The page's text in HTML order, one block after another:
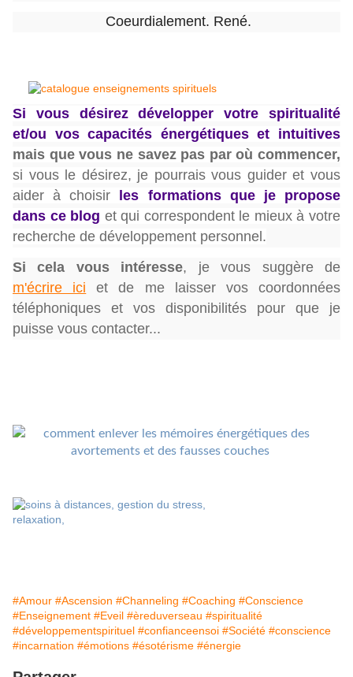
Coeurdialement. René.
Si vous désirez développer votre spiritualité
et/ou vos capacités énergétiques et intuitives
mais que vous ne savez pas par où commencer,
si vous le désirez, je pourrais vous guider et vous
aider à choisir les formations que je propose
dans ce blog et qui correspondent le mieux à votre
recherche de développement personnel.
Si cela vous intéresse,
je vous suggère de
m'écrire ici et de me laisser vos coordonnées
téléphoniques et vos disponibilités pour que je
puisse vous contacter...
#Amour #Ascension #Channeling #Coaching #Conscience
#Enseignement #Eveil #èreduverseau #spiritualité
#développementspirituel #confianceensoi #Société #conscience
#incarnation #émotions #ésotérisme #énergie